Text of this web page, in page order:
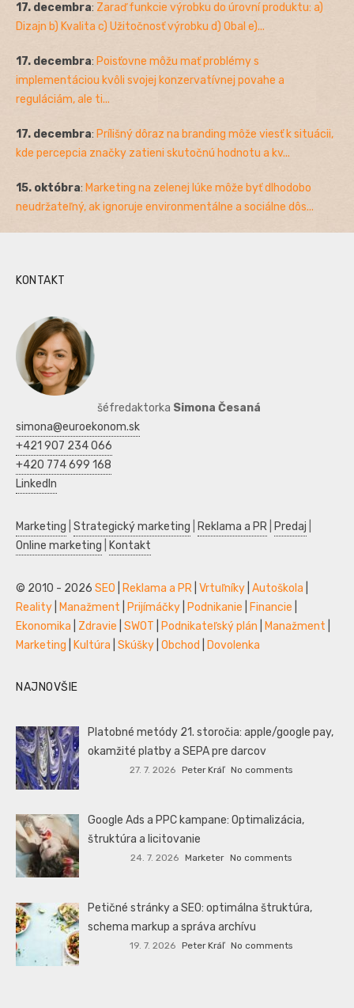
17. decembra: Zaraď funkcie výrobku do úrovní produktu: a)
Dizajn b) Kvalita c) Užitočnosť výrobku d) Obal e)...
17. decembra: Poisťovne môžu mať problémy s
implementáciou kvôli svojej konzervatívnej povahe a
reguláciám, ale ti...
17. decembra: Prílišný dôraz na branding môže viesť k situácii,
kde percepcia značky zatieni skutočnú hodnotu a kv...
15. októbra: Marketing na zelenej lúke môže byť dlhodobo
neudržateľný, ak ignoruje environmentálne a sociálne dôs...
KONTAKT
šéfredaktorka Simona Česaná
simona@euroekonom.sk
+421 907 234 066
+420 774 699 168
LinkedIn
Marketing Strategický marketing Reklama a PR Predaj
Online marketing
Kontakt
© 2010 - 2026 SEO Reklama a PR Vrtuľníky Autoškola
Reality
Manažment Prijímáčky Podnikanie Financie
Ekonomika
Zdravie SWOT Podnikateľský plán Manažment
Marketing
Kultúra Skúšky Obchod Dovolenka
NAJNOVŠIE
Platobné metódy 21. storočia: apple/google pay,
okamžité platby a SEPA pre darcov
27. 7. 2026 Peter Kráľ No comments
Google Ads a PPC kampane: Optimalizácia,
štruktúra a licitovanie
24. 7. 2026 Marketer No comments
Petičné stránky a SEO: optimálna štruktúra,
schema markup a správa archívu
19. 7. 2026 Peter Kráľ No comments